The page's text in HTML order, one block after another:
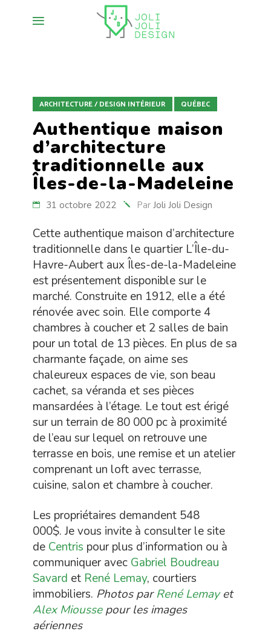
ARCHITECTURE / DESIGN INTÉRIEUR QUÉBEC
Authentique maison
d’architecture
traditionnelle aux
Îles-de-la-Madeleine
31 octobre 2022 Par Joli Joli Design
Cette authentique maison d’architecture
traditionnelle dans le quartier L’Île-du-
Havre-Aubert aux Îles-de-la-Madeleine
est présentement disponible sur le
marché. Construite en 1912, elle a été
rénovée avec soin. Elle comporte 4
chambres à coucher et 2 salles de bain
pour un total de 13 pièces. En plus de sa
charmante façade, on aime ses
chaleureux espaces de vie, son beau
cachet, sa véranda et ses pièces
mansardées à l’étage. Le tout est érigé
sur un terrain de 80 000 pc à proximité
de l’eau sur lequel on retrouve une
terrasse en bois, une remise et un atelier
comprenant un loft avec terrasse,
cuisine, salon et chambre à coucher.
Les propriétaires demandent 548
000$. Je vous invite à consulter le site
de Centris pour plus d’information ou à
communiquer avec Gabriel Boudreau
Savard et René Lemay, courtiers
immobiliers. Photos par René Lemay et
Alex Mioussepour les images
aériennes